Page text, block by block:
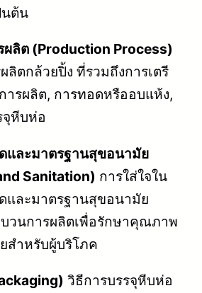
นต้น
ผลิต (Production Process)
ลิตกล้วยปิ้ง ที่รวมถึงการเตรี
ารผลิต, การทอดหรืออบแห้ง,
จุหีบห่อ
และมาตรฐานสุขอนามัย
Sanitation) การใส่ใจใน
และมาตรฐานสุขอนามัย
บวนการผลิตเพื่อรักษาคุณภาพ
สำหรับผู้บริโภค
วิธีการบรรจุหีบห่อ